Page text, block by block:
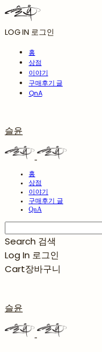
LOG IN 로그인
홈
상점
이야기
구매후기 글
QnA
슬윤
홈
상점
이야기
구매후기 글
QnA
Search 검색
Log In 로그인
Cart장바구니
슬윤